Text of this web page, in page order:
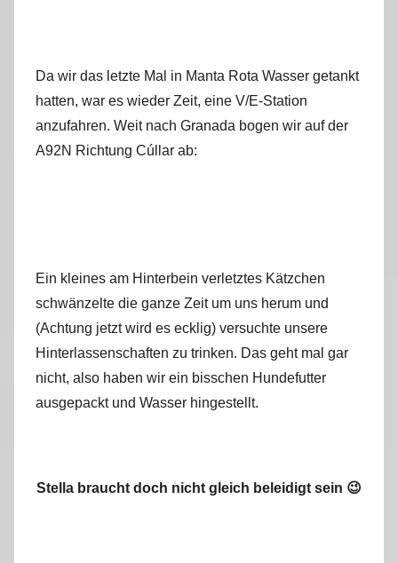
Da wir das letzte Mal in Manta Rota Wasser getankt
hatten, war es wieder Zeit, eine V/E-Station
anzufahren. Weit nach Granada bogen wir auf der
A92N Richtung Cúllar ab:
Ein kleines am Hinterbein verletztes Kätzchen
schwänzelte die ganze Zeit um uns herum und
(Achtung jetzt wird es ecklig) versuchte unsere
Hinterlassenschaften zu trinken. Das geht mal gar
nicht, also haben wir ein bisschen Hundefutter
ausgepackt und Wasser hingestellt.
Stella braucht doch nicht gleich beleidigt sein 😉